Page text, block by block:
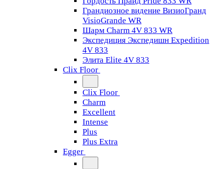
Грандиозное видение ВизиоГранд
VisioGrande WR
Шарм Charm 4V 833 WR
Экспедиция Экспедишн Expedition
4V 833
Элита Elite 4V 833
Clix Floor
Clix Floor
Charm
Excellent
Intense
Plus
Plus Extra
Egger